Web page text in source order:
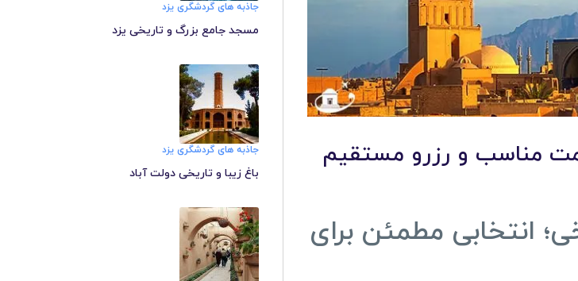
مناسب و رزرو مستقیم
انتخابی مطمئن برای
جاذبه های گردشگری یزد
مسجد جامع بزرگ و تاریخی یزد
جاذبه های گردشگری یزد
باغ زیبا و تاریخی دولت آباد